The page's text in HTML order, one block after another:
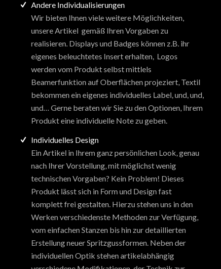
Andere Individualisierungen
Wir bieten Ihnen viele weitere Möglichkeiten,
unsere Artikel gemäß Ihren Vorgaben zu
realisieren. Displays und Badges können z.B. ihr
eigenes beleuchtetes Insert erhalten, Logos
werden vom Produkt selbst mittlels
Beamerfunktion auf Oberflächen projeziert, Textil
bekommen ein eigenes individuelles Label, und, und,
und… Gerne beraten wir Sie zu den Optionen, Ihrem
Produkt eine individuelle Note zu geben.
Individuelles Design
Ein Artikel in Ihrem ganz persönlichen Look, genau
nach Ihrer Vorstellung, mit möglichst wenig
technischen Vorgaben? Kein Problem! Dieses
Produkt lässt sich in Form und Design fast
komplett frei gestalten. Hierzu stehen uns in den
Werken verschiedenste Methoden zur Verfügung,
vom einfachen Stanzen bis hin zur detaillierten
Erstellung neuer Spritzgussformen. Neben der
individuellen Optik stehen artikelabhängig